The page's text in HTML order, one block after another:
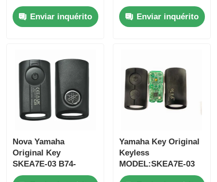
FSK para Su-zuki
Jim-ny 2005-2017
Sem chip 37182-A7
50pcs
Enviar inquérito
chave remota de três
botões
FSK433.92MHz chip
Enviar inquérito
Nova Yamaha
Original Key
SKEA7E-03 B74-
H6261-02 662F-
Yamaha Key Original
Keyless
MODEL:SKEA7E-03
Para Yamaha Smart